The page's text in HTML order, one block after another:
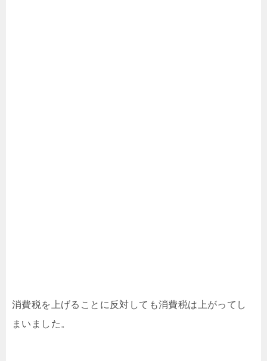
消費税を上げることに反対しても消費税は上がってし
まいました。